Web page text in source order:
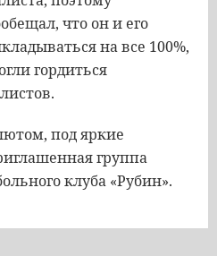
что он и его
на все 100%,
гордиться
под яркие
группа
клуба «Рубин».